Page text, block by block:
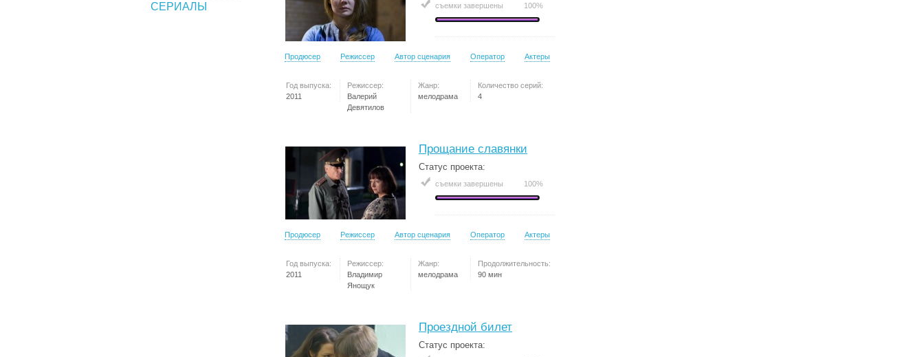
СЕРИАЛЫ
съемки завершены 100%
Продюсер Режиссер Автор сценария Оператор Актеры
Год выпуска:
2011
Режиссер:
Валерий
Девятилов
Жанр:
мелодрама
Количество серий:
4
Прощание славянки
Статус проекта:
съемки завершены 100%
Продюсер Режиссер Автор сценария Оператор Актеры
Год выпуска:
2011
Режиссер:
Владимир
Янощук
Жанр:
мелодрама
Продолжительность:
90 мин
Проездной билет
Статус проекта: